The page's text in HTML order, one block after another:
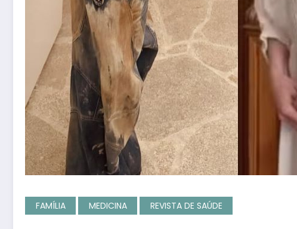
FAMÍLIA MEDICINA REVISTA DE SAÚDE